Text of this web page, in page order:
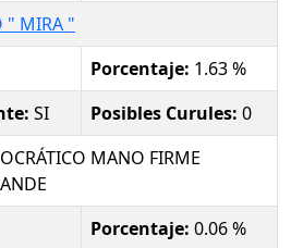
" MIRA "
Porcentaje: 1.63 %
SI Posibles Curules: 0
MANO FIRME
Porcentaje: 0.06 %